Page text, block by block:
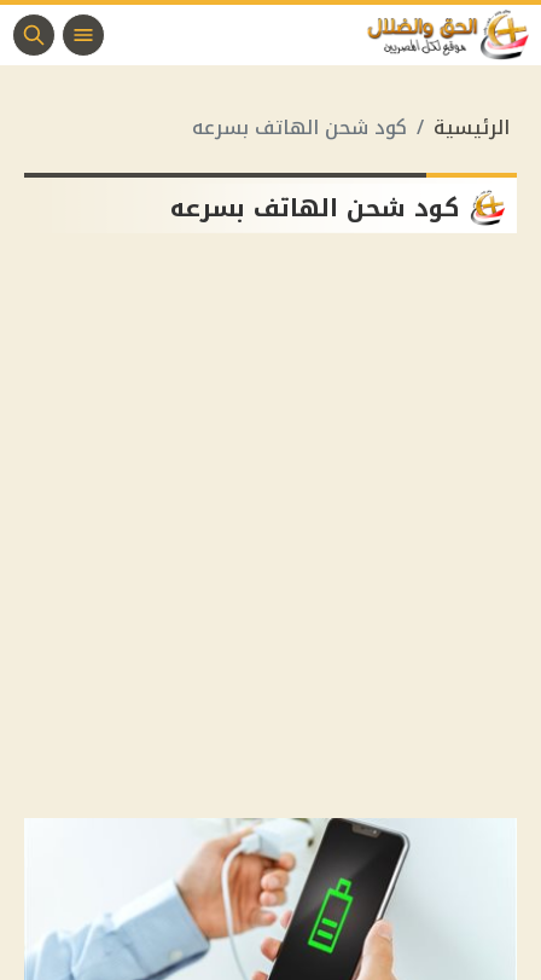
الرئيسية كود شحن الهاتف بسرعه
كود شحن الهاتف بسرعه